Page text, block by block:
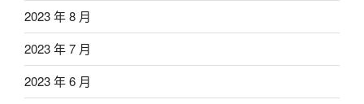
2023 年 8 月
2023 年 7 月
2023 年 6 月